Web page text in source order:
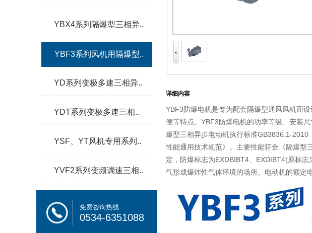
YBX4系列隔爆型三相异..
YBF3系列风机用隔爆型..
YD系列变极多速三相异..
YDT系列变极多速三相..
YSF、YT风机专用系列..
YVF2系列变频调速三相..
免费咨询热线
0534-6351088
详细内容
YBF3防爆电机是专为配套隔爆型通风风机而
便等特点。YBF3防爆电机的功率等级、安装
爆型三相异步电动机执行标准GB3836.1-2010
性能通用技术规范》。主要性能符合《隔爆型
定，防爆标志为EXDBIBT4、EXDIBT4(原标
气形成爆炸性气体环境的场所。电动机的额定